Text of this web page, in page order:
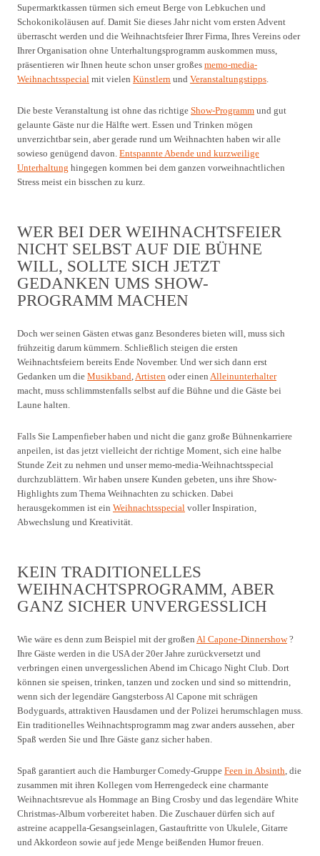
Supermarktkassen türmen sich erneut Berge von Lebkuchen und
Schokonikoläusen auf. Damit Sie dieses Jahr nicht vom ersten Advent
überrascht werden und die Weihnachtsfeier Ihrer Firma, Ihres Vereins oder
Ihrer Organisation ohne Unterhaltungsprogramm auskommen muss,
präsentieren wir Ihnen heute schon unser großes memo-media-
Weihnachtsspecial mit vielen Künstlern und Veranstaltungstipps.
Die beste Veranstaltung ist ohne das richtige Show-Programm und gut
gelaunte Gäste nur die Hälfte wert. Essen und Trinken mögen
unverzichtbar sein, aber gerade rund um Weihnachten haben wir alle
sowieso genügend davon. Entspannte Abende und kurzweilige
Unterhaltung hingegen kommen bei dem ganzen vorweihnachtlichen
Stress meist ein bisschen zu kurz.
WER BEI DER WEIHNACHTSFEIER
NICHT SELBST AUF DIE BÜHNE
WILL, SOLLTE SICH JETZT
GEDANKEN UMS SHOW-
PROGRAMM MACHEN
Doch wer seinen Gästen etwas ganz Besonderes bieten will, muss sich
frühzeitig darum kümmern. Schließlich steigen die ersten
Weihnachtsfeiern bereits Ende November. Und wer sich dann erst
Gedanken um die Musikband,Artisten oder einen Alleinunterhalter
macht, muss schlimmstenfalls selbst auf die Bühne und die Gäste bei
Laune halten.
Falls Sie Lampenfieber haben und nicht die ganz große Bühnenkarriere
anpeilen, ist das jetzt vielleicht der richtige Moment, sich eine halbe
Stunde Zeit zu nehmen und unser memo-media-Weihnachtsspecial
durchzublättern. Wir haben unsere Kunden gebeten, uns ihre Show-
Highlights zum Thema Weihnachten zu schicken. Dabei
herausgekommen ist ein Weihnachtsspecial voller Inspiration,
Abwechslung und Kreativität.
KEIN TRADITIONELLES
WEIHNACHTSPROGRAMM, ABER
GANZ SICHER UNVERGESSLICH
Wie wäre es denn zum Beispiel mit der großen Al Capone-Dinnershow?
Ihre Gäste werden in die USA der 20er Jahre zurückversetzt und
verbringen einen unvergesslichen Abend im Chicago Night Club. Dort
können sie speisen, trinken, tanzen und zocken und sind so mittendrin,
wenn sich der legendäre Gangsterboss Al Capone mit schrägen
Bodyguards, attraktiven Hausdamen und der Polizei herumschlagen muss.
Ein traditionelles Weihnachtsprogramm mag zwar anders aussehen, aber
Spaß werden Sie und Ihre Gäste ganz sicher haben.
Spaß garantiert auch die Hamburger Comedy-Gruppe Feen in Absinth, die
zusammen mit ihren Kollegen vom Herrengedeck eine charmante
Weihnachtsrevue als Hommage an Bing Crosby und das legendäre White
Christmas-Album vorbereitet haben. Die Zuschauer dürfen sich auf
astreine acappella-Gesangseinlagen, Gastauftritte von Ukulele, Gitarre
und Akkordeon sowie auf jede Menge beißenden Humor freuen.